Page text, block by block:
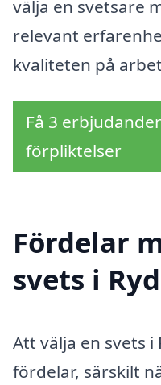
välja en svetsare
relevant
kvaliteten på
Få 3
förpliktelser
Fördelar
svets i
Att välja en svets
fördelar, särskilt